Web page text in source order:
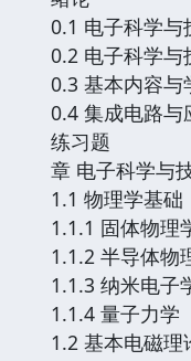
0.1 电子科学与
0.2 电子科学与
0.3 基本内容与
0.4 集成电路与
练习题
章 电子科学与
1.1 物理学基础
1.1.1 固体物理
1.1.2 半导体物
1.1.3 纳米电子
1.1.4 量子力学
1.2 基本电磁理